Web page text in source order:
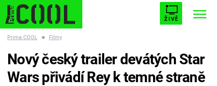
ŽIVĚ
ESCAPE PLNEJ KOTEL AVENGERS 5
Prima COOL ■ Filmy
Nový český trailer devátých Star
Wars přivádí Rey k temné straně